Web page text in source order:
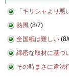
「ギリシャより悪
熱風 (8/7)
全国紙は難しい (8/
綿密な取材に基づ
その時まさに違法